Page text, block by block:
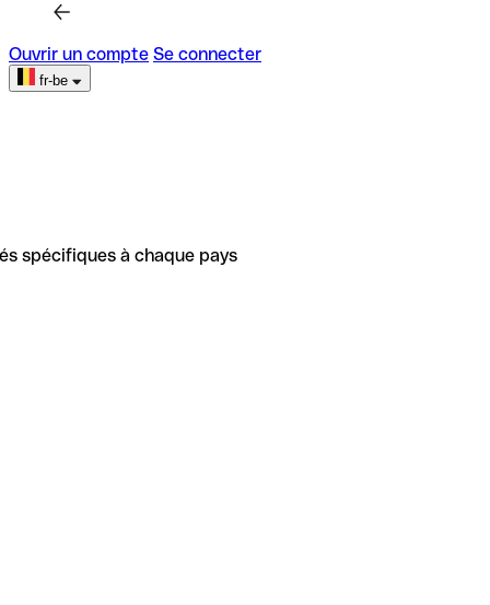
Ouvrir un compte Se connecter
fr-be
spécifiques à chaque pays